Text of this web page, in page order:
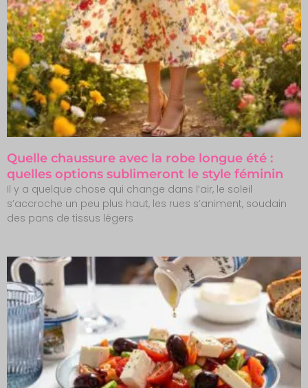
Quelle chaussure avec la robe longue été :
quelles options sublimeront le style féminin
Il y a quelque chose qui change dans l’air, le soleil
s’accroche un peu plus haut, les rues s’animent, soudain
des pans de tissus légers